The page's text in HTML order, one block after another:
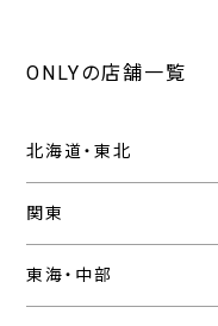
ONLYの店舗一覧
北海道・東北
関東
東海・中部